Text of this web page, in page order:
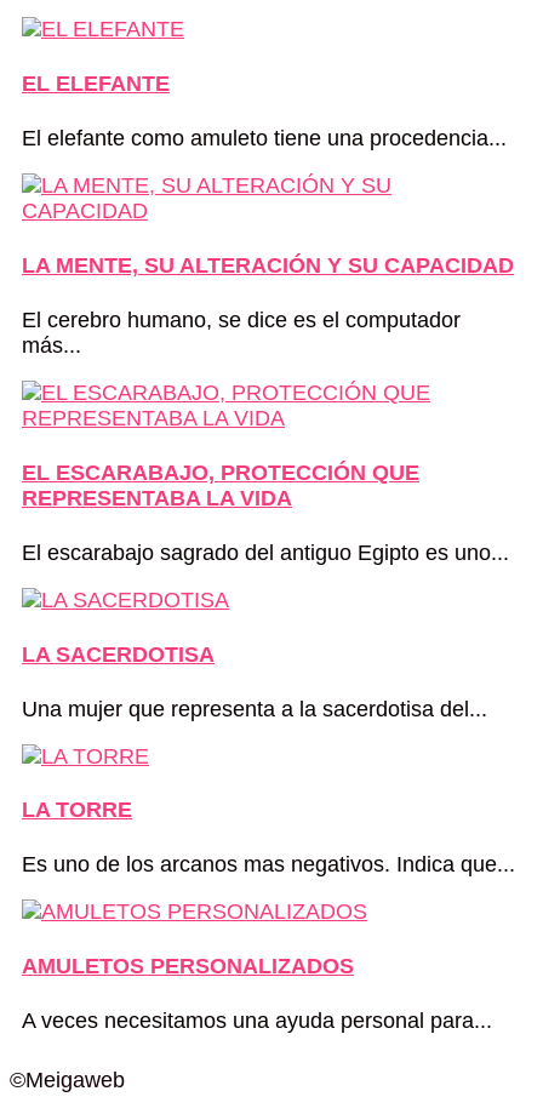
EL ELEFANTE
El elefante como amuleto tiene una procedencia...
LA MENTE, SU ALTERACIÓN Y SU CAPACIDAD
El cerebro humano, se dice es el computador
más...
EL ESCARABAJO, PROTECCIÓN QUE
REPRESENTABA LA VIDA
El escarabajo sagrado del antiguo Egipto es uno...
LA SACERDOTISA
Una mujer que representa a la sacerdotisa del...
LA TORRE
Es uno de los arcanos mas negativos. Indica que...
AMULETOS PERSONALIZADOS
A veces necesitamos una ayuda personal para...
©Meigaweb